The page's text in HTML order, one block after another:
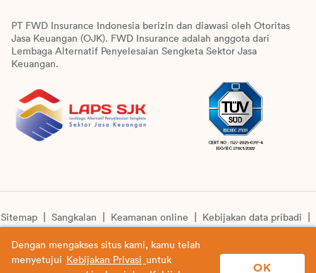
PT FWD Insurance Indonesia berizin dan diawasi oleh Otoritas
Jasa Keuangan (OJK). FWD Insurance adalah anggota dari
Lembaga Alternatif Penyelesaian Sengketa Sektor Jasa
Keuangan.
Sitemap Sangkalan Keamanan online
Kebijakan data pribadi
© Copyright 2026 PT FWD Insurance Indonesia. All rights
Dengan mengakses situs kami, kamu telah
menyetujui
Kebijakan Privasi untuk
OK